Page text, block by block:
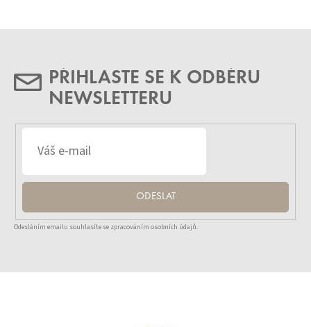
PŘIHLASTE SE K ODBĚRU
NEWSLETTERU
ODESLAT
Odesláním emailu souhlasíte se zpracováním osobních údajů.